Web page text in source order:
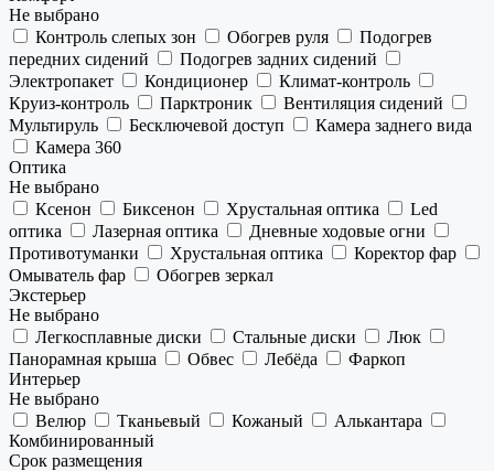
Не выбрано
Контроль слепых зон
Обогрев руля
Подогрев
передних сидений
Подогрев задних сидений
Электропакет
Кондиционер
Климат-контроль
Круиз-контроль
Парктроник
Вентиляция сидений
Мультируль
Бесключевой доступ
Камера заднего вида
Камера 360
Оптика
Не выбрано
Ксенон
Биксенон Хрустальная оптика
Led
оптика
Лазерная оптика
Дневные ходовые огни
Противотуманки
Хрустальная оптика
Коректор фар
Омыватель фар
Обогрев зеркал
Экстерьер
Не выбрано
Легкосплавные диски
Стальные диски
Люк
Панорамная крыша
Обвес Лебёда
Фаркоп
Интерьер
Не выбрано
Велюр
Тканьевый Кожаный
Алькантара
Комбинированный
Срок размещения